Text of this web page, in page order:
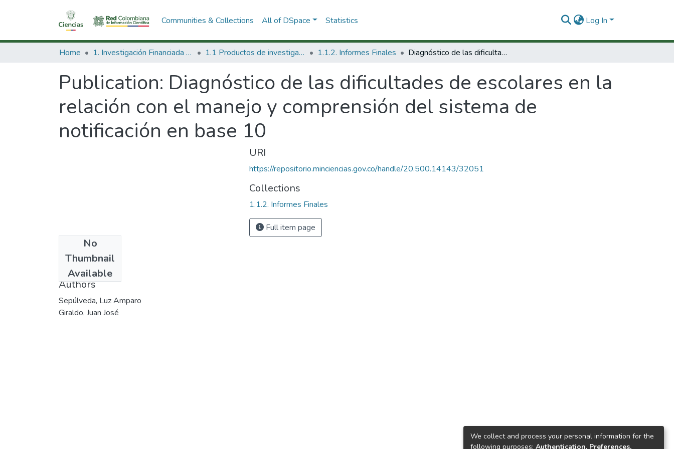
Communities & Collections All of DSpace Statistics Log In
Home 1. Investigación Financiada con Recursos Públicos 1.1 Productos de investigación 1.1.2. Informes Finales Diagnóstico de las dificultades de escolares en la relación con el manejo y comprensión del sistema de notificación en base 10
Publication: Diagnóstico de las dificultades de escolares en la
relación con el manejo y comprensión del sistema de
notificación en base 10
No
Thumbnail
Available
2001
Authors
Sepúlveda, Luz Amparo
Giraldo, Juan José
URI
https://repositorio.minciencias.gov.co/handle/20.500.14143/32051
Collections
1.1.2. Informes Finales
Full item page
We collect and process your personal information for the
following purposes: Authentication, Preferences,